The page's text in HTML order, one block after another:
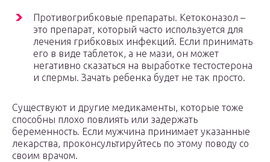
Противогрибковые препараты. Кетоконазол –
это препарат, который часто используется для
лечения грибковых инфекций. Если принимать
его в виде таблеток, а не мази, он может
негативно сказаться на выработке тестостерона
и спермы. Зачать ребенка будет не так просто.
Существуют и другие медикаменты, которые тоже
способны плохо повлиять или задержать
беременность. Если мужчина принимает указанные
лекарства, проконсультируйтесь по этому поводу со
своим врачом.